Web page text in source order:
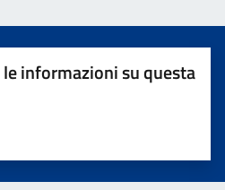
informazioni su questa
su 5
su 5
5